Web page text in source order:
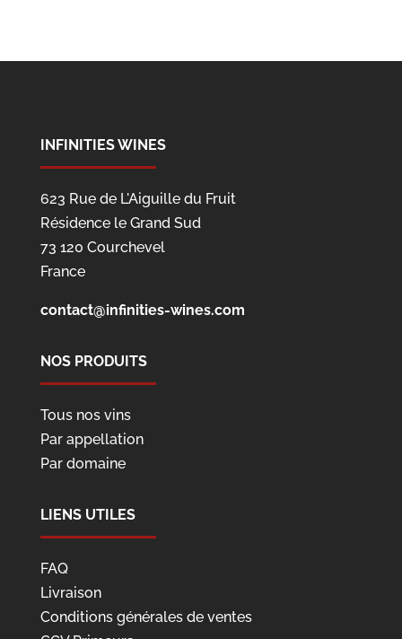
INFINITIES WINES
623 Rue de L'Aiguille du Fruit
Résidence le Grand Sud
73 120 Courchevel
France
contact@infinities-wines.com
NOS PRODUITS
Tous nos vins
Par appellation
Par domaine
LIENS UTILES
FAQ
Livraison
Conditions générales de ventes